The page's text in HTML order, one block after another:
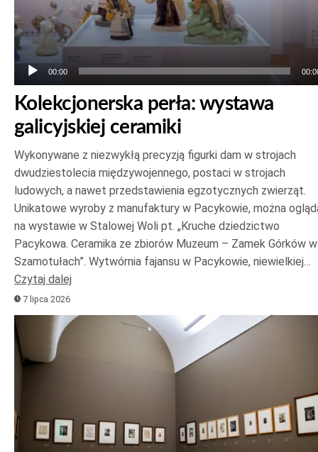
00:00
Kolekcjonerska perła: wystawa
galicyjskiej ceramiki
Wykonywane z niezwykłą precyzją figurki dam w strojach
dwudziestolecia międzywojennego, postaci w strojach
ludowych, a nawet przedstawienia egzotycznych zwierząt.
Unikatowe wyroby z manufaktury w Pacykowie, można
na wystawie w Stalowej Woli pt. „Kruche dziedzictwo
Pacykowa. Ceramika ze zbiorów Muzeum – Zamek Górków w
Szamotułach”. Wytwórnia fajansu w Pacykowie, niewielkiej…
Czytaj dalej
7 lipca 2026
Odtwarzacz
plików
dźwiękowych